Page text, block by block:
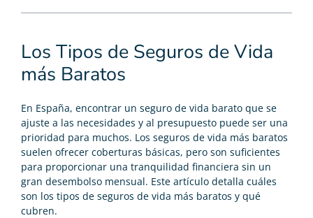
Los Tipos de Seguros de Vida
más Baratos
En España, encontrar un seguro de vida barato que se
ajuste a las necesidades y al presupuesto puede ser una
prioridad para muchos. Los seguros de vida más baratos
suelen ofrecer coberturas básicas, pero son suficientes
para proporcionar una tranquilidad financiera sin un
gran desembolso mensual. Este artículo detalla cuáles
son los tipos de seguros de vida más baratos y qué
cubren.